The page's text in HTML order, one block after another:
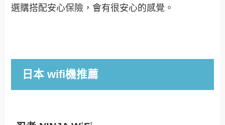
選購搭配安心保險，會有很安心的感覺。
日本 wifi機推薦